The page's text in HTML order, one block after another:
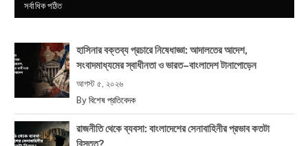
সর্বাধিক পঠিত
হাসিনার বক্তব্য প্রচারে নিষেধাজ্ঞা: আদালতের আদেশ,
সংবাদমাধ্যমের স্বাধীনতা ও ভারত–বাংলাদেশ টানাপোড়েন
আগস্ট ৫, ২০২৬
By বিশেষ প্রতিবেদক
রাজনীতি থেকে ব্যবসা: বাংলাদেশের সেনাবাহিনীর প্রভাব কতটা